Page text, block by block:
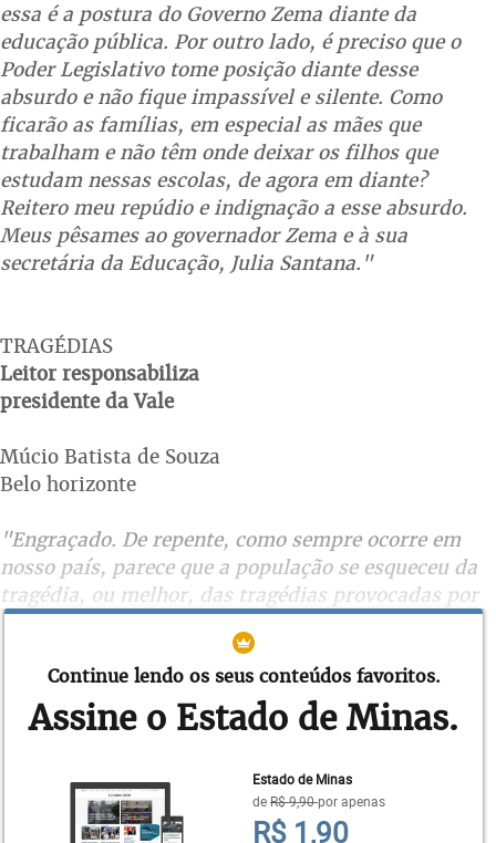
essa é a postura do Governo Zema diante da
educação pública. Por outro lado, é preciso que o
Poder Legislativo tome posição diante desse
absurdo e não fique impassível e silente. Como
ficarão as famílias, em especial as mães que
trabalham e não têm onde deixar os filhos que
estudam nessas escolas, de agora em diante?
Reitero meu repúdio e indignação a esse absurdo.
Meus pêsames ao governador Zema e à sua
secretária da Educação, Julia Santana."
TRAGÉDIAS
Leitor responsabiliza
presidente da Vale
Múcio Batista de Souza
Belo horizonte
"Engraçado. De repente, como sempre ocorre em
nosso país, parece que a população se esqueceu da
tragédia, ou melhor, das tragédias provocadas por
duas mineradoras já nos três primeiros meses
deste ano. O distrito de Bento Rodrigues, que a
Samarco prometeu reconstruir em outro local para
atender a população então prejudicada, mesmo
transcorridos mais de três anos, parece-nos, ainda
brasileiras foram e são elaboradas para proteger
os poderosos, julgamos ser imprescindível a
Continue lendo os seus conteúdos favoritos.
Assine o Estado de Minas.
Estado de Minas
deR$ 9,90por apenas
R$ 1,90